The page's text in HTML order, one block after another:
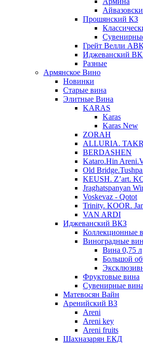
Прошянский КЗ
Грейт Велли
Иджеванский
Разные
Армянское Вино
Новинки
Старые вина
Элитные Вина
KARAS
Karas
Karas New
ZORAH
ALLURIA.
BERDASHEN
Kataro.Hin
Old
KEUSH. Z’art.
Jraghatspanyan
Voskevaz - Qotot
Trinity. KOOR.
VAN ARDI
Иджеванский ВКЗ
Коллекционные
Виноградные
Вина 0,75 л
Большой
Фруктовые вина
Cувенирные вина
Матевосян Вайн
Аренийский ВЗ
Areni
Areni key
Areni fruits
Шахназарян ЕКД